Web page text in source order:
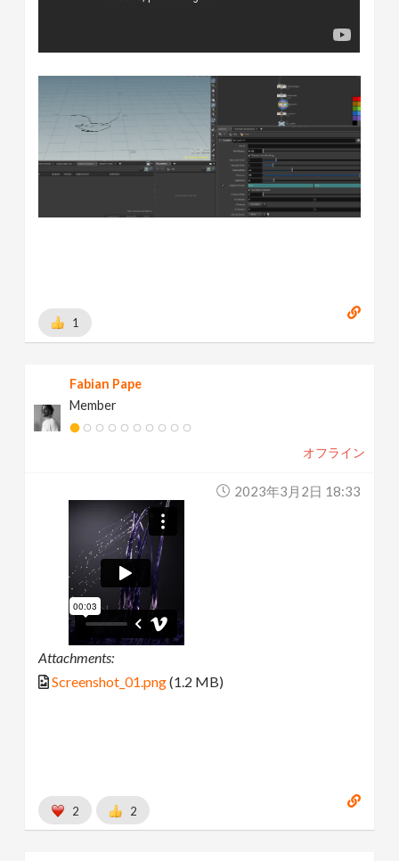
1
Fabian Pape
Member
オフライン
2023年3月2日 18:33
Attachments:
Screenshot_01.png(1.2 MB)
2 2